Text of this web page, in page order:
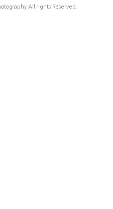
All rights Reserved.